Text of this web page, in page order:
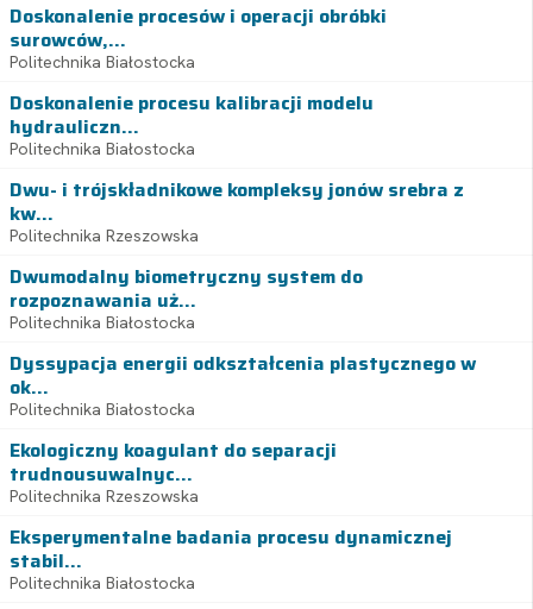
Doskonalenie procesów i operacji obróbki
surowców,...
Politechnika Białostocka
Doskonalenie procesu kalibracji modelu
hydrauliczn...
Politechnika Białostocka
Dwu- i trójskładnikowe kompleksy jonów srebra z
kw...
Politechnika Rzeszowska
Dwumodalny biometryczny system do
rozpoznawania uż...
Politechnika Białostocka
Dyssypacja energii odkształcenia plastycznego w
ok...
Politechnika Białostocka
Ekologiczny koagulant do separacji
trudnousuwalnyc...
Politechnika Rzeszowska
Eksperymentalne badania procesu dynamicznej
stabil...
Politechnika Białostocka